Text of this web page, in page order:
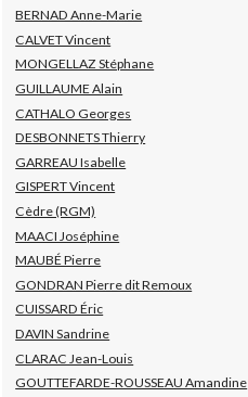
BERNAD Anne-Marie
CALVET Vincent
MONGELLAZ Stéphane
GUILLAUME Alain
CATHALO Georges
DESBONNETS Thierry
GARREAU Isabelle
GISPERT Vincent
Cèdre (RGM)
MAACI Joséphine
MAUBÉ Pierre
GONDRAN Pierre dit Remoux
CUISSARD Éric
DAVIN Sandrine
CLARAC Jean-Louis
GOUTTEFARDE-ROUSSEAU Amandine